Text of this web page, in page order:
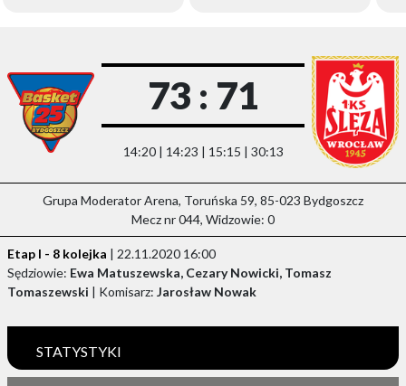
73 : 71
14:20 | 14:23 | 15:15 | 30:13
Grupa Moderator Arena, Toruńska 59, 85-023 Bydgoszcz
Mecz nr 044, Widzowie: 0
Etap I - 8 kolejka | 22.11.2020 16:00
Sędziowie: Ewa Matuszewska, Cezary Nowicki, Tomasz
Tomaszewski | Komisarz: Jarosław Nowak
STATYSTYKI